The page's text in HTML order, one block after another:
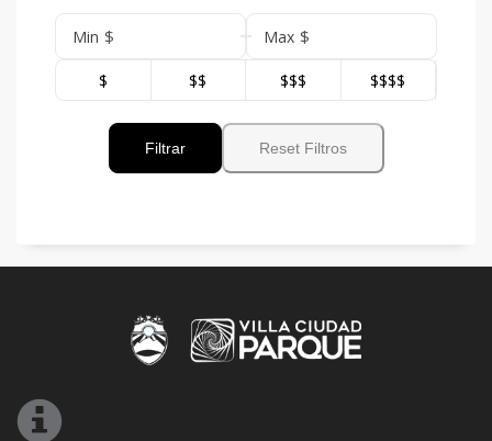
Min $ Max $
$ $$ $$$ $$$$
Filtrar Reset Filtros